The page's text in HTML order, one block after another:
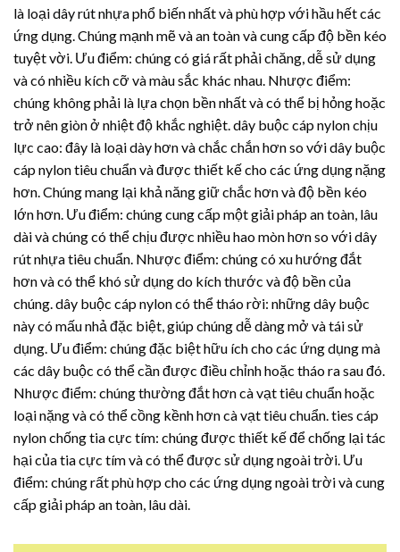
là loạidây rút nhựaphổ biến nhất và phù hợp với hầu hết các
ứng dụng. Chúng mạnh mẽ và an toàn và cung cấp độ bền kéo
tuyệt vời. Ưu điểm: chúng có giá rất phải chăng, dễ sử dụng
và có nhiều kích cỡ và màu sắc khác nhau. Nhược điểm:
chúng không phải là lựa chọn bền nhất và có thể bị hỏng hoặc
trở nên giòn ở nhiệt độ khắc nghiệt. dây buộc cáp nylon chịu
lực cao: đây là loại dày hơn và chắc chắn hơn so với dây buộc
cáp nylon tiêu chuẩn và được thiết kế cho các ứng dụng nặng
hơn. Chúng mang lại khả năng giữ chắc hơn và độ bền kéo
lớn hơn. Ưu điểm: chúng cung cấp một giải pháp an toàn, lâu
dài và chúng có thể chịu được nhiều hao mòn hơn so vớidây
rút nhựatiêu chuẩn. Nhược điểm: chúng có xu hướng đắt
hơn và có thể khó sử dụng do kích thước và độ bền của
chúng. dây buộc cáp nylon có thể tháo rời: những dây buộc
này có mấu nhả đặc biệt, giúp chúng dễ dàng mở và tái sử
dụng. Ưu điểm: chúng đặc biệt hữu ích cho các ứng dụng mà
các dây buộc có thể cần được điều chỉnh hoặc tháo ra sau đó.
Nhược điểm: chúng thường đắt hơn cà vạt tiêu chuẩn hoặc
loại nặng và có thể cồng kềnh hơn cà vạt tiêu chuẩn. ties cáp
nylon chống tia cực tím: chúng được thiết kế để chống lại tác
hại của tia cực tím và có thể được sử dụng ngoài trời. Ưu
điểm: chúng rất phù hợp cho các ứng dụng ngoài trời và cung
cấp giải pháp an toàn, lâu dài.